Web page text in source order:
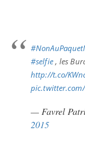
#selfie, les
http://t.co/
pic.twitter.com/
— Favrel
2015